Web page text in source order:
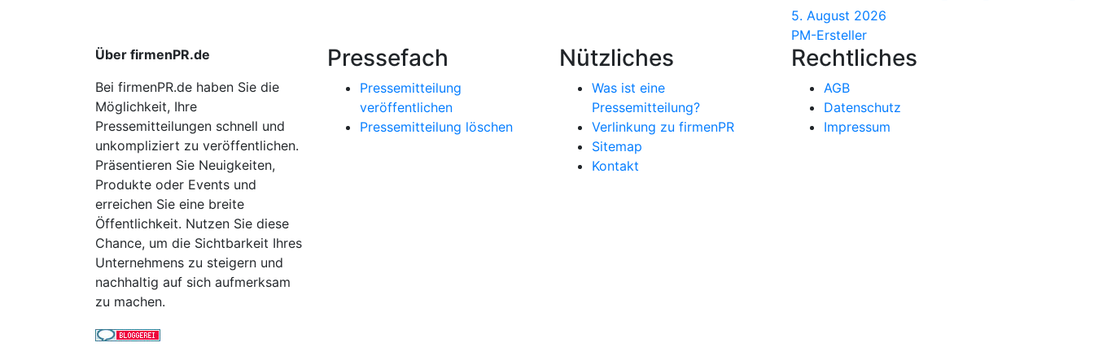
5. August 2026
PM-Ersteller
Über firmenPR.de
Bei firmenPR.de haben Sie die
Möglichkeit, Ihre
Pressemitteilungen schnell und
unkompliziert zu veröffentlichen.
Präsentieren Sie Neuigkeiten,
Produkte oder Events und
erreichen Sie eine breite
Öffentlichkeit. Nutzen Sie diese
Chance, um die Sichtbarkeit Ihres
Unternehmens zu steigern und
nachhaltig auf sich aufmerksam
zu machen.
Pressefach
Pressemitteilung
veröffentlichen
Pressemitteilung löschen
Nützliches
Was ist eine
Pressemitteilung?
Verlinkung zu firmenPR
Sitemap
Kontakt
Rechtliches
AGB
Datenschutz
Impressum